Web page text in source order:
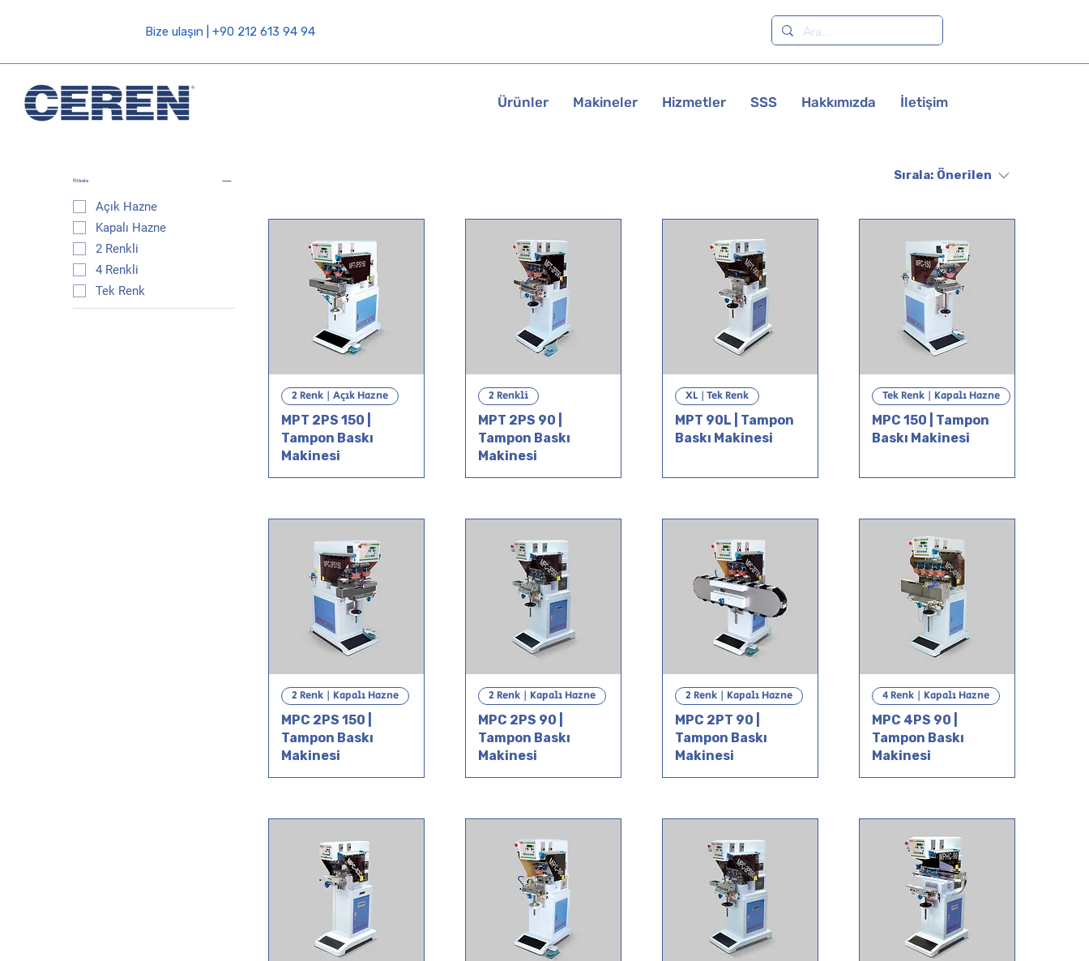
Bize ulaşın | +90 212 613 94 94
Ürünler Makineler Hizmetler SSS Hakkımızda İletişim
Filtrele
Açık Hazne
Kapalı Hazne
2 Renkli
4 Renkli
Tek Renk
Sırala: Önerilen
2 Renk | Açık Hazne
MPT 2PS 150 |
Tampon Baskı
Makinesi
2 Renkli
MPT 2PS 90 |
Tampon Baskı
Makinesi
XL | Tek Renk
MPT 90L | Tampon
Baskı Makinesi
Tek Renk | Kapalı Hazne
MPC 150 | Tampon
Baskı Makinesi
2 Renk | Kapalı Hazne
MPC 2PS 150 |
Tampon Baskı
Makinesi
2 Renk | Kapalı Hazne
MPC 2PS 90 |
Tampon Baskı
Makinesi
2 Renk | Kapalı Hazne
MPC 2PT 90 |
Tampon Baskı
Makinesi
4 Renk | Kapalı Hazne
MPC 4PS 90 |
Tampon Baskı
Makinesi